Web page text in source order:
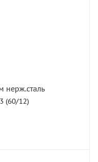
нерж.сталь
(60/12)